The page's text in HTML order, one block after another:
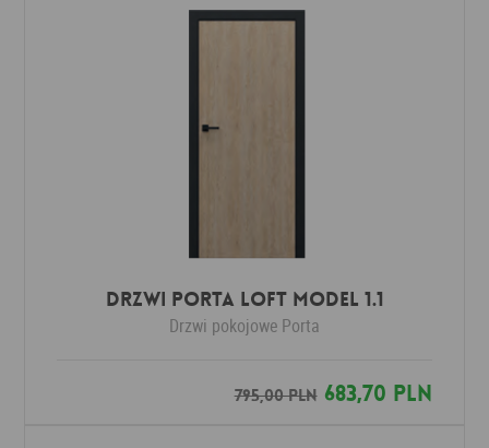
Drzwi Porta LOFT MODEL 1.1
Drzwi pokojowe Porta
795,00 PLN683,70 PLN